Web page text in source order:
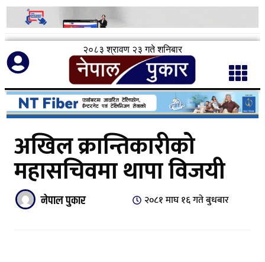
२०८३ श्रावण २३ गते शनिबार
अखिल क्रान्तिकारीको
महासचिवमा थापा विजयी
नेपाल पुकार २०८१ माघ १६ गते बुधबार